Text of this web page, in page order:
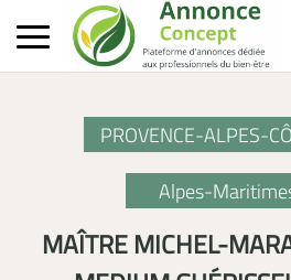
PROVENCE-ALPES-
Alpes-
MAÎTRE MICHEL-